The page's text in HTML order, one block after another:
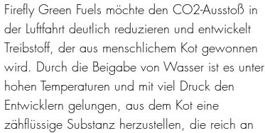
Firefly Green Fuels möchte den CO2-Ausstoß in
der Luftfahrt deutlich reduzieren und entwickelt
Treibstoff, der aus menschlichem Kot gewonnen
wird. Durch die Beigabe von Wasser ist es unter
hohen Temperaturen und mit viel Druck den
Entwicklern gelungen, aus dem Kot eine
zähflüssige Substanz herzustellen, die reich an